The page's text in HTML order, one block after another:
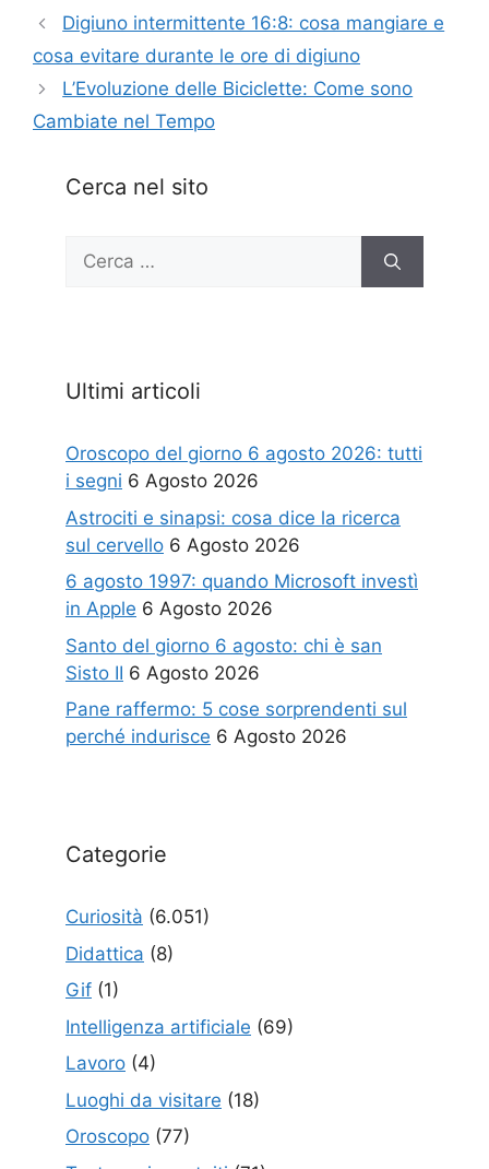
Digiuno intermittente 16:8: cosa mangiare e
cosa evitare durante le ore di digiuno
L’Evoluzione delle Biciclette: Come sono
Cambiate nel Tempo
Cerca nel sito
Ricerca
Ultimi articoli
Oroscopo del giorno 6 agosto 2026: tutti
i segni 6 Agosto 2026
Astrociti e sinapsi: cosa dice la ricerca
sul cervello 6 Agosto 2026
6 agosto 1997: quando Microsoft investì
in Apple 6 Agosto 2026
Santo del giorno 6 agosto: chi è san
Sisto II 6 Agosto 2026
Pane raffermo: 5 cose sorprendenti sul
perché indurisce 6 Agosto 2026
Categorie
Curiosità (6.051)
Didattica (8)
Gif (1)
Intelligenza artificiale (69)
Lavoro (4)
Luoghi da visitare (18)
Oroscopo (77)